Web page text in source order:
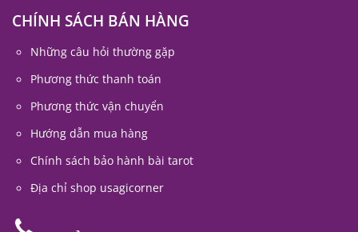
CHÍNH SÁCH BÁN HÀNG
Những câu hỏi thường gặp
Phương thức thanh toán
Phương thức vận chuyển
Hướng dẫn mua hàng
Chính sách bảo hành bài tarot
Địa chỉ shop usagicorner